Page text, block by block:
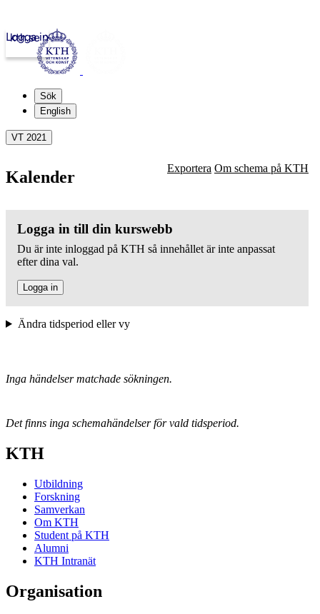
kth.se
Logga in
Sök
English
VT 2021
Kalender Exportera Om schema på KTH
Logga in till din kurswebb
Du är inte inloggad på KTH så innehållet är inte anpassat
efter dina val.
Logga in
Ändra tidsperiod eller vy
Inga händelser matchade sökningen.
Det finns inga schemahändelser för vald tidsperiod.
KTH
Utbildning
Forskning
Samverkan
Om KTH
Student på KTH
Alumni
KTH Intranät
Organisation